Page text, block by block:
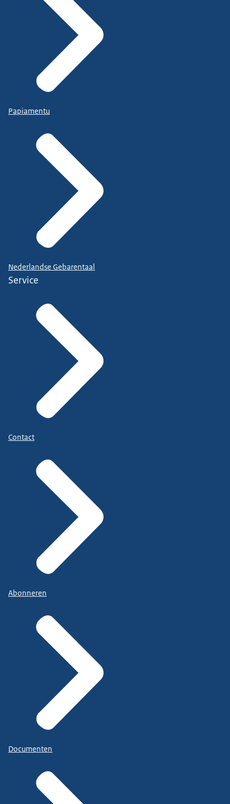
Papiamentu
Nederlandse Gebarentaal
Service
Contact
Abonneren
Documenten